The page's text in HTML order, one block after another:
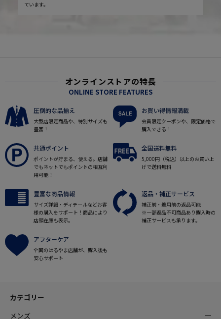
ています。
オンラインストアの特長
ONLINE STORE FEATURES
圧倒的な品揃え
大型店限定商品や、特別サイズも
豊富！
お買い得情報満載
会員限定クーポンや、限定価格で
購入できる！
共通ポイント
ポイントが貯まる、使える。店舗
でもネットでもポイントの相互利
用可能！
全国送料無料
5,000円（税込）以上のお買い上
げで送料無料
豊富な商品情報
サイズ詳細・ディテールなどお客
様の購入をサポート！商品により
店頭在庫も表示。
返品・補正サービス
補正前・着用前の返品可能
※一部返品不可商品あり購入時の
補正サービスも承ります。
アフターケア
全国のはるやま店舗が、購入後も
安心サポート
カテゴリー
メンズ